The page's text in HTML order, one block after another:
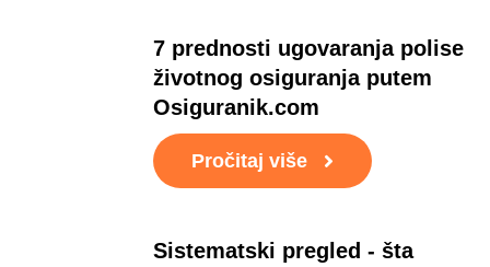
7 prednosti ugovaranja polise
životnog osiguranja putem
Osiguranik.com
Pročitaj više
Sistematski pregled - šta